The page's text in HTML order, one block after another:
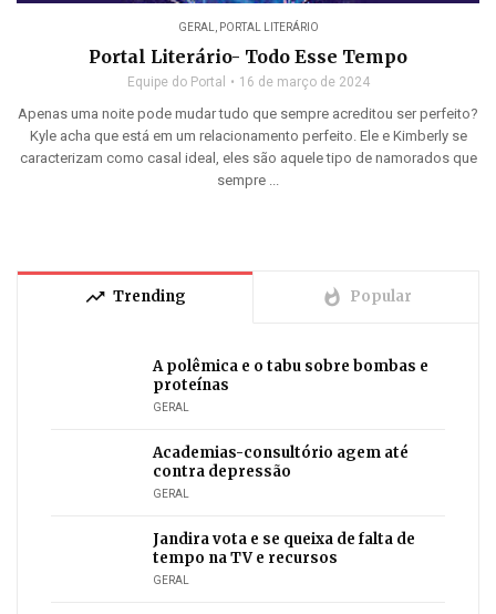
GERAL PORTAL LITERÁRIO
Portal Literário- Todo Esse Tempo
Equipe do Portal 16 de março de 2024
Apenas uma noite pode mudar tudo que sempre acreditou ser perfeito?
Kyle acha que está em um relacionamento perfeito. Ele e Kimberly se
caracterizam como casal ideal, eles são aquele tipo de namorados que
sempre ...
trending_up Trending whatshot Popular
A polêmica e o tabu sobre bombas e
proteínas
GERAL
Academias-consultório agem até
contra depressão
GERAL
Jandira vota e se queixa de falta de
tempo na TV e recursos
GERAL